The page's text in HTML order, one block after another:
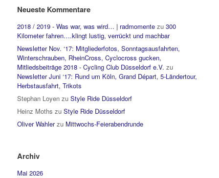
Neueste Kommentare
2018 / 2019 - Was war, was wird… | radmomente zu 300
Kilometer fahren….klingt lustig, verrückt und machbar
Newsletter Nov. ‘17: Mitgliederfotos, Sonntagsausfahrten,
Winterschrauben, RheinCross, Cyclocross gucken,
Mitliedsbeiträge 2018 - Cycling Club Düsseldorf e.V. zu
Newsletter Juni ‘17: Rund um Köln, Grand Départ, 5-Ländertour,
Herbstausfahrt, Trikots
Stephan Loyen zu Style Ride Düsseldorf
Heinz Moths zu Style Ride Düsseldorf
Oliver Wahlerzu Mittwochs-Feierabendrunde
Archiv
Mai 2026